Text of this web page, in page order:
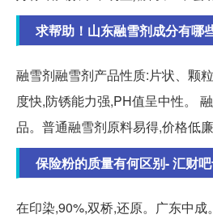
求帮助！山东融雪剂成分有哪
融雪剂融雪剂产品性质:片状、颗
度快,防锈能力强,PH值呈中性。
品。普通融雪剂原料易得,价格低廉,
保险粉的质量有何区别- 汇财
在印染,90%,双桥,还原。广东中